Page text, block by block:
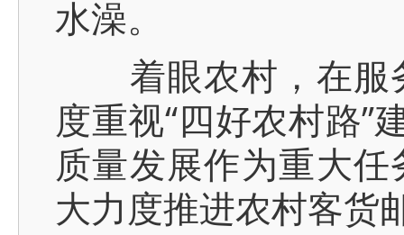
水澡。
着眼农村，在服
度重视“四好农村路”
质量发展作为重大
大力度推进农村客货